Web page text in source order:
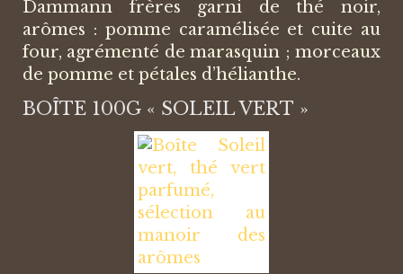
Dammann frères garni de thé noir,
arômes : pomme caramélisée et cuite au
four, agrémenté de marasquin ; morceaux
de pomme et pétales d’hélianthe.
BOÎTE 100G « SOLEIL VERT »